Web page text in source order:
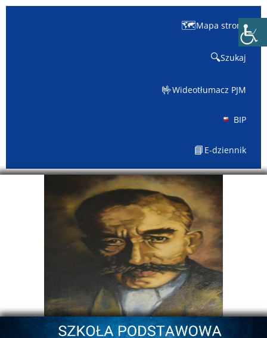
🗺️Mapa strony
🔍Szukaj
🤟Wideotłumacz PJM
BIP
📘 E-dziennik